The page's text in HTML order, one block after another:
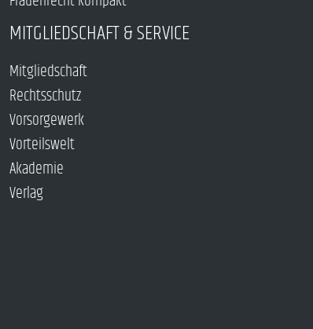
MITGLIEDSCHAFT & SERVICE
Mitgliedschaft
Rechtsschutz
Vorsorgewerk
Vorteilswelt
Akademie
Verlag